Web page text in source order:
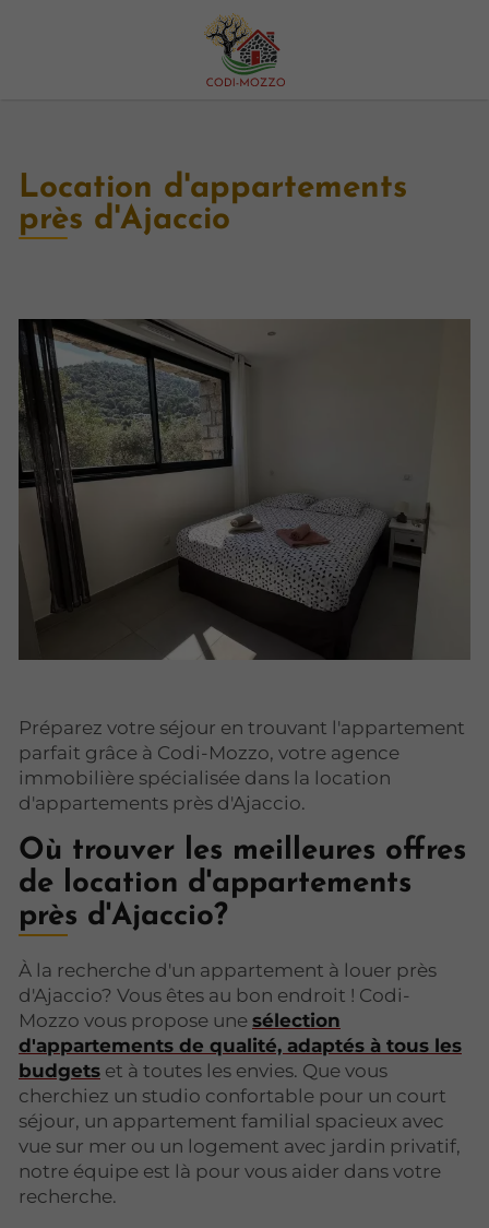
Location d'appartements
près d'Ajaccio
Préparez votre séjour en trouvant l'appartement
parfait grâce à Codi-Mozzo, votre agence
immobilière spécialisée dans la location
d'appartements près d'Ajaccio.
Où trouver les meilleures offres
de location d'appartements
près d'Ajaccio?
À la recherche d'un appartement à louer près
d'Ajaccio? Vous êtes au bon endroit ! Codi-
Mozzo vous propose une sélection
d'appartements de qualité, adaptés à tous les
budgets et à toutes les envies. Que vous
cherchiez un studio confortable pour un court
séjour, un appartement familial spacieux avec
vue sur mer ou un logement avec jardin privatif,
notre équipe est là pour vous aider dans votre
recherche.